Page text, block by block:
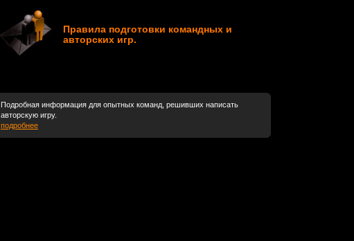
Правила подготовки командных и
авторских игр.
Подробная информация для опытных команд, решивших написать
авторскую игру.
подробнее